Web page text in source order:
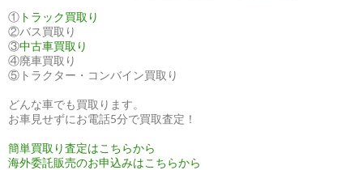
① トラック買取り
②バス買取り
③中古車買取り
④廃車買取り
⑤トラクター・コンバイン買取り
どんな車でも買取ります。
お車見せずにお電話5分で買取査定！
簡単買取り査定はこちらから
海外委託販売のお申込みはこちらから